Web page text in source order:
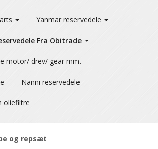
Yanmar reservedele
Fra Obitrade
motor/ drev/ gear mm.
Nanni reservedele
oliefiltre
og repsæt